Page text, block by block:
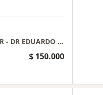
CONSULTORIO MEDICO PATICULAR - DR EDUARDO JOSE FAJARDO JAIMES
$ 150.000